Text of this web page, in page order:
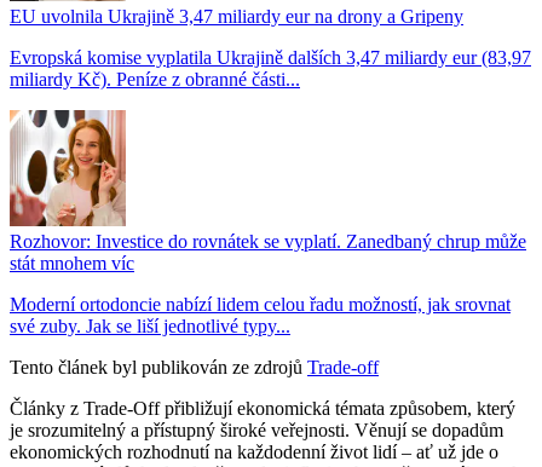
EU uvolnila Ukrajině 3,47 miliardy eur na drony a Gripeny
Evropská komise vyplatila Ukrajině dalších 3,47 miliardy eur (83,97
miliardy Kč). Peníze z obranné části...
Rozhovor: Investice do rovnátek se vyplatí. Zanedbaný chrup může
stát mnohem víc
Moderní ortodoncie nabízí lidem celou řadu možností, jak srovnat
své zuby. Jak se liší jednotlivé typy...
Tento článek byl publikován ze zdrojů Trade-off
Články z Trade-Off přibližují ekonomická témata způsobem, který
je srozumitelný a přístupný široké veřejnosti. Věnují se dopadům
ekonomických rozhodnutí na každodenní život lidí – ať už jde o